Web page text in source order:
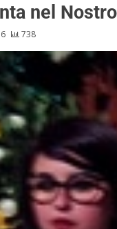
nel
738